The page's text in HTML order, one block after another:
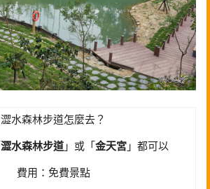
澀水森林步道怎麼去？
澀水森林步道 」或「 金天宮 」都可以
費用：免費景點